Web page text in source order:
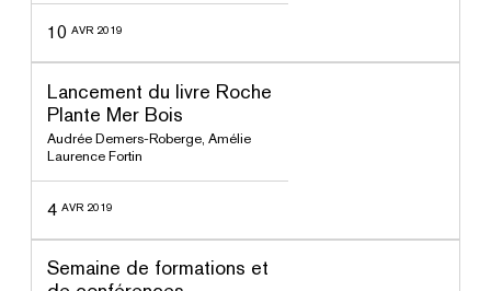
10 AVR 2019
Lancement du livre Roche
Plante Mer Bois
Audrée Demers-Roberge ,Amélie
Laurence Fortin
4 AVR 2019
Semaine de formations et